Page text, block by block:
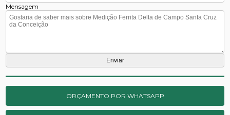
Mensagem
ORÇAMENTO POR WHATSAPP